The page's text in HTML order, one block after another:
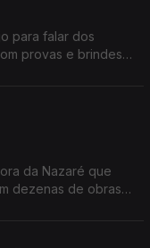
para falar dos
provas e brindes
da Nazaré que
dezenas de obras